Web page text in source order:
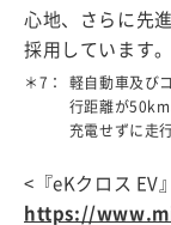
心地、さらに先
採用しています。
＊7：
軽自動車及び
行距離が50km
充電せずに走
<『eKクロス EV
https://